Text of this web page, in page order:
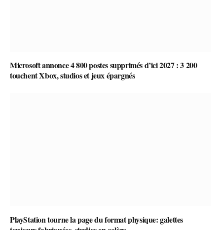
Microsoft annonce 4 800 postes supprimés d’ici 2027 : 3 200
touchent Xbox, studios et jeux épargnés
PlayStation tourne la page du format physique: galettes